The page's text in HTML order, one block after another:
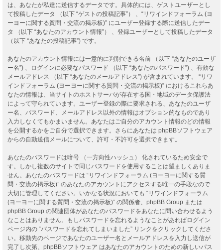
は、あなたが私達に送信するデータです。具体的には、ゲストユーザーとし
て投稿したデータ （以下 “ゲストの投稿記事”） 、“リワインドフォーラム (ヨ
ーヨーに関する質問・交流の掲示板)” にユーザー登録する際に送信したデー
タ （以下 “あなたのアカウント情報”） 、登録ユーザーとして投稿したデータ
（以下 “あなたの投稿記事”) です。
あなたのアカウント情報には一意的に判別できる名前 （以下 “あなたのユーザ
ー名”) 、ログインに必要なパスワード （以下 “あなたのパスワード”) 、有効な
メールアドレス （以下 “あなたのメールアドレス”) が含まれています。 “リワ
インドフォーラム (ヨーヨーに関する質問・交流の掲示板)” におけるこれらあ
なたの情報は、当サイトのホストサーバが存在する国・地域のデータ保護法
によって守られています。ユーザー登録の際に要求される、あなたのユーザ
ー名、パスワード、メールアドレス以外の情報はオプション的なものであり
入力しなくてもかまいません。あなたはご自分のアカウント情報のどの情報
を公開するかをご自分で選択できます。さらにあなたは phpBBソフトウェア
からの自動送信メールについて、許可・不許可を選択できます。
あなたのパスワードは暗号 （一方向性ハッシュ） 化されているため安全で
す。しかし複数のサイトで同じパスワードを使用することは望ましくありま
せん。あなたのパスワードは “リワインドフォーラム (ヨーヨーに関する質
問・交流の掲示板)” のあなたのアカウントにアクセスする唯一の手段なので
大切に管理してください。いかなる状況においても “リワインドフォーラム
(ヨーヨーに関する質問・交流の掲示板)” の関係者、phpBB Group または
phpBB Group の関連団体があなたのパスワードをあなたに問い合わせるよう
なことはありません。もしパスワードを忘れるようなことがあればログイン
ページ内の “パスワードを忘れてしまいました” リンクをクリックしてくださ
い。移動先のページであなたのユーザー名とメールアドレスを入力し送信が
完了し次第、phpBBソフトウェア はあなたのアカウントのための新しいパス